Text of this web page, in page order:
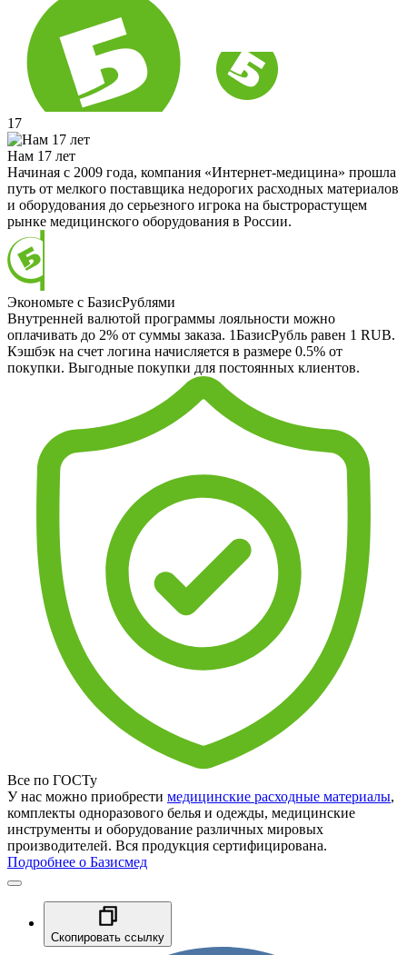
17
Нам 17 лет
Начиная с 2009 года, компания «Интернет-медицина» прошла
путь от мелкого поставщика недорогих расходных материалов
и оборудования до серьезного игрока на быстрорастущем
рынке медицинского оборудования в России.
Экономьте с БазисРублями
Внутренней валютой программы лояльности можно
оплачивать до 2% от суммы заказа. 1БазисРубль равен 1 RUB.
Кэшбэк на счет логина начисляется в размере 0.5% от
покупки. Выгодные покупки для постоянных клиентов.
Все по ГОСТу
У нас можно приобрести медицинские расходные материалы,
комплекты одноразового белья и одежды, медицинские
инструменты и оборудование различных мировых
производителей. Вся продукция сертифицирована.
Подробнее о Базисмед
Скопировать ссылку